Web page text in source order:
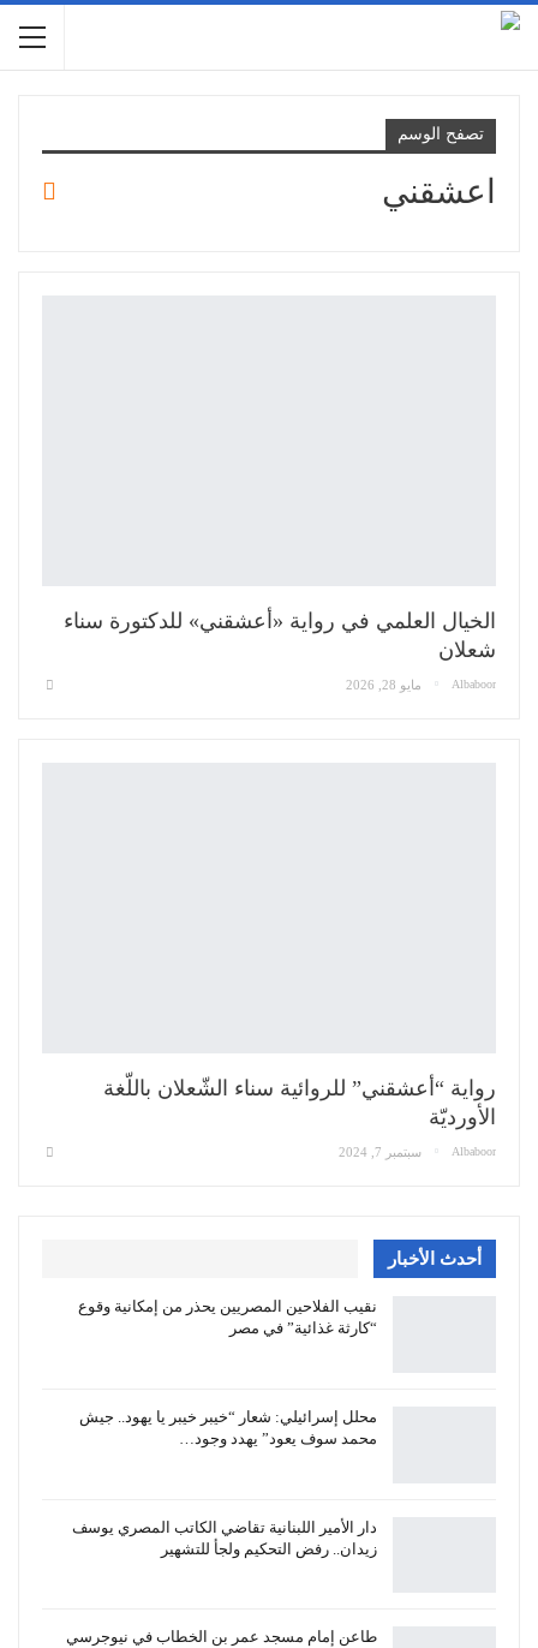
تصفح الوسم
اعشقني
الخيال العلمي في رواية «أعشقني» للدكتورة سناء
شعلان
Albaboor مايو 28, 2026
رواية “أعشقني” للروائية سناء الشّعلان باللّغة
الأورديّة
Albaboor سبتمبر 7, 2024
أحدث الأخبار
نقيب الفلاحين المصريين يحذر من إمكانية وقوع
“كارثة غذائية” في مصر
محلل إسرائيلي: شعار “خيبر خيبر يا يهود.. جيش
محمد سوف يعود” يهدد وجود…
دار الأمير اللبنانية تقاضي الكاتب المصري يوسف
زيدان.. رفض التحكيم ولجأ للتشهير
طاعن إمام مسجد عمر بن الخطاب في نيوجرسي